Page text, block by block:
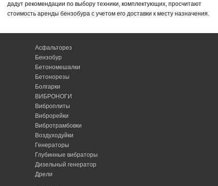
дадут рекомендации по выбору техники, комплектующих, просчитают
стоимость аренды бензобура с учетом его доставки к месту назначения.
Асфальторез
Бензобур
Бетономешалки
Бетонорезы
Болгарки
ВИБРОНОГИ
Виброплиты
Виброрейки
Вибротрамбовки
Воздуходуйки
Генераторы
Глубинные вибраторы
Дизельный генератор
Дрели